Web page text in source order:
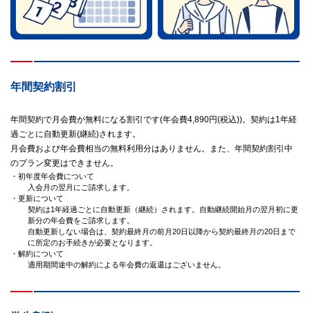
年間契約割引
年間契約で月会費が無料になる割引です(年会費4,890円(税込))。契約は1年経
過ごとに自動更新(継続)されます。
月会費および年会費相当の無料利用分はありません。また、年間契約割引中
のプラン変更はできません。
・初年度年会費について
入会月の翌月にご請求します。
・更新について
契約は1年経過ごとに自動更新（継続）されます。自動継続開始月の翌月初に更
新分の年会費をご請求します。
自動更新しない場合は、契約最終月の前月20日以降から契約最終月の20日まで
に所定のお手続きが必要となります。
・解約について
適用期間途中の解約による年会費の返還はございません。